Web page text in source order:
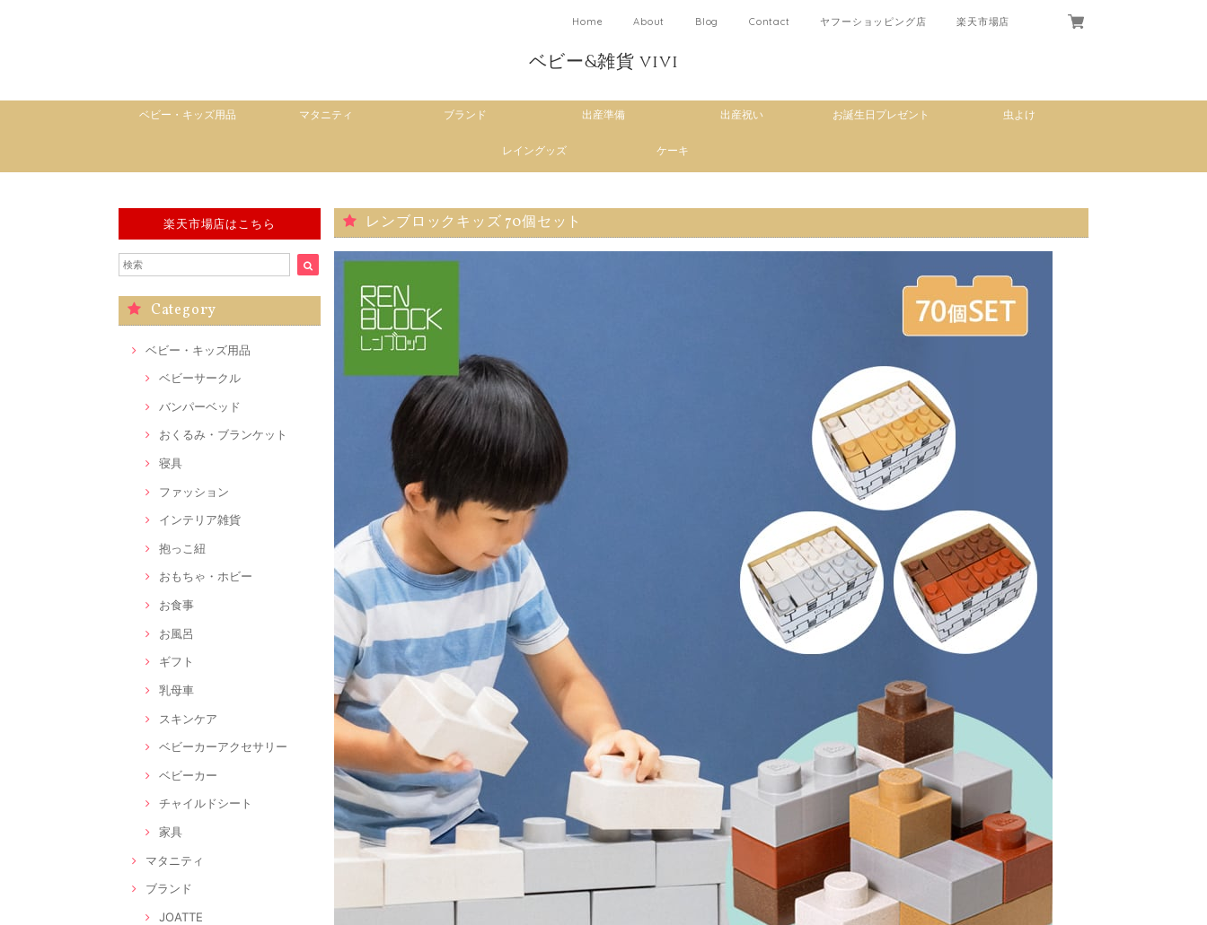
Home About Blog Contact ヤフーショッピング店 楽天市場店
ベビー&雑貨 vivi
ベビー・キッズ用品 マタニティ ブランド 出産準備 出産祝い お誕生日プレゼント 虫よけ
レイングッズ ケーキ
楽天市場店はこちら
Category
ベビー・キッズ用品
ベビーサークル
バンパーベッド
おくるみ・ブランケット
寝具
ファッション
インテリア雑貨
抱っこ紐
おもちゃ・ホビー
お食事
お風呂
ギフト
乳母車
スキンケア
ベビーカーアクセサリー
ベビーカー
チャイルドシート
家具
マタニティ
ブランド
JOATTE
レンブロックキッズ 70個セット